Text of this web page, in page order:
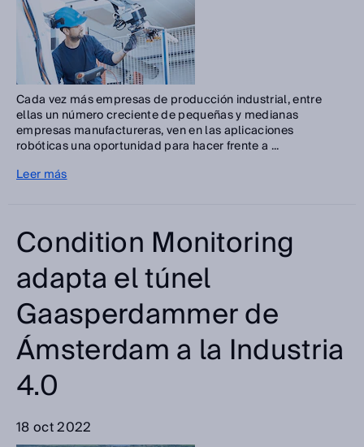
Cada vez más empresas de producción industrial, entre
ellas un número creciente de pequeñas y medianas
empresas manufactureras, ven en las aplicaciones
robóticas una oportunidad para hacer frente a ...
Leer más
Condition Monitoring
adapta el túnel
Gaasperdammer de
Ámsterdam a la Industria
4.0
18 oct 2022